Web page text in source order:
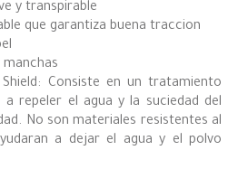
y transpirable
que garantiza buena traccion
manchas
Consiste en un tratamiento
a repeler el agua y la suciedad del
No son materiales resistentes al
a dejar el agua y el polvo